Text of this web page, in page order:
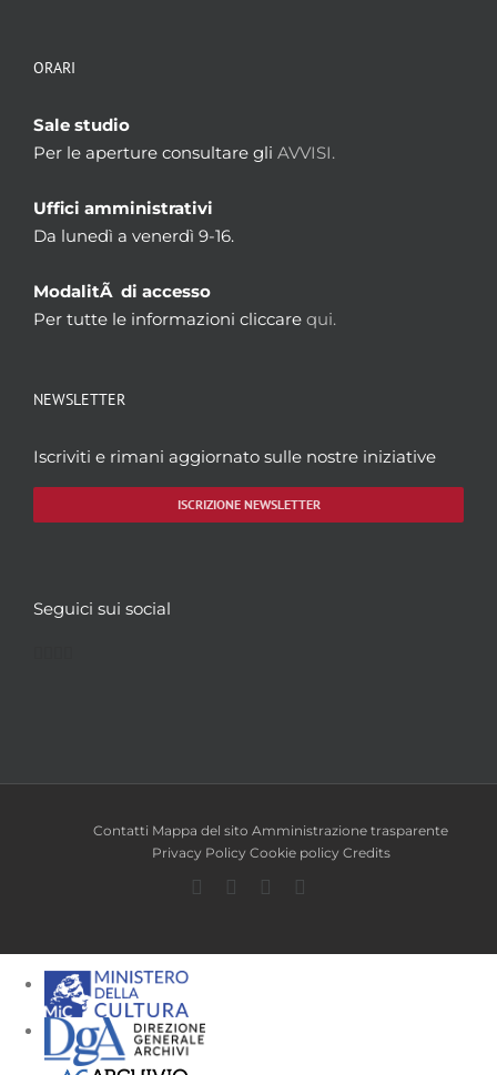
ORARI
Sale studio
Per le aperture consultare gli AVVISI.
Uffici amministrativi
Da lunedì a venerdì 9-16.
ModalitÃ di accesso
Per tutte le informazioni cliccare qui.
NEWSLETTER
Iscriviti e rimani aggiornato sulle nostre iniziative
ISCRIZIONE NEWSLETTER
Seguici sui social
Contatti Mappa del sito Amministrazione trasparente
Privacy Policy Cookie policy Credits
Facebook
TwitterYouTube